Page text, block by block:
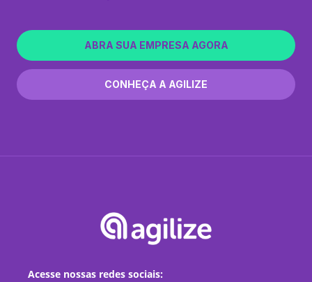
ABRA SUA EMPRESA AGORA
CONHEÇA A AGILIZE
Acesse nossas redes sociais: